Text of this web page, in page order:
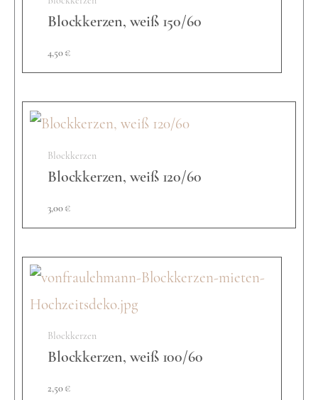
e
l
Blockkerzen, weiß 150/60
4,50 €
Blockkerzen
Blockkerzen, weiß 120/60
3,00 €
Blockkerzen
Blockkerzen, weiß 100/60
2,50 €